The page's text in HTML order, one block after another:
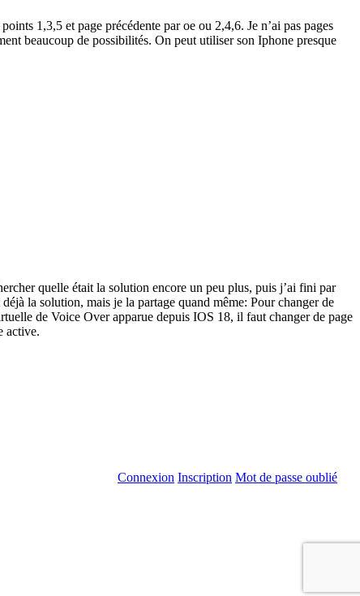
1,3,5 et page précédente par oe ou 2,4,6. Je n’ai pas pages
beaucoup de possibilités. On peut utiliser son Iphone presque
quelle était la solution encore un peu plus, puis j’ai fini par
la solution, mais je la partage quand même: Pour changer de
de Voice Over apparue depuis IOS 18, il faut changer de page
active.
Connexion Inscription Mot de passe oublié